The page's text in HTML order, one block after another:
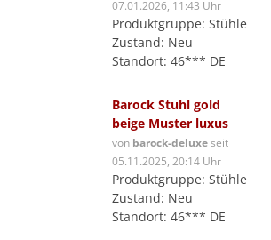
07.01.2026, 11:43 Uhr
Produktgruppe: Stühle
Zustand: Neu
Standort: 46*** DE
Barock Stuhl gold
beige Muster luxus
von barock-deluxeseit
05.11.2025, 20:14 Uhr
Produktgruppe: Stühle
Zustand: Neu
Standort: 46*** DE